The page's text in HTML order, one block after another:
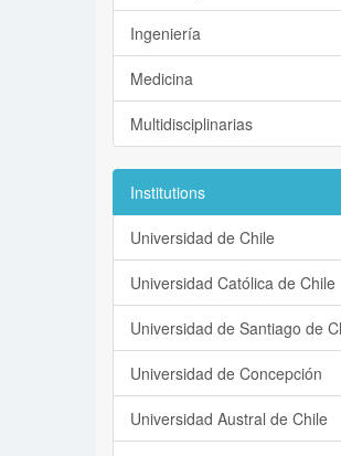
Ingeniería
Medicina
Multidisciplinarias
Institutions
Universidad de Chile
Universidad Católica de Chile
Universidad de Santiago de
Universidad de Concepción
Universidad Austral de Chile